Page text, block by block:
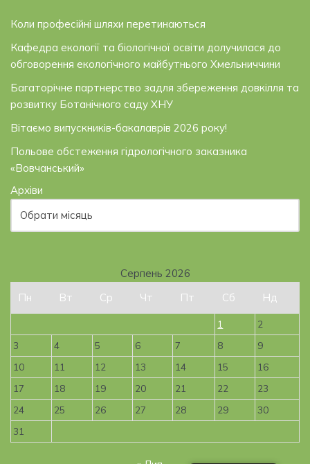
Коли професійні шляхи перетинаються
Кафедра екології та біологічної освіти долучилася до
обговорення екологічного майбутнього Хмельниччини
Багаторічне партнерство задля збереження довкілля та
розвитку Ботанічного саду ХНУ
Вітаємо випускників-бакалаврів 2026 року!
Польове обстеження гідрологічного заказника
«Вовчанський»
Архіви
Серпень 2026
Пн
Вт Ср Чт Пт Сб Нд
1
2
3
4 5 6 7 8
9
10
11 12 13 14 15
16
17
18 19 20 21 22
23
24
25 26 27 28 29
30
31